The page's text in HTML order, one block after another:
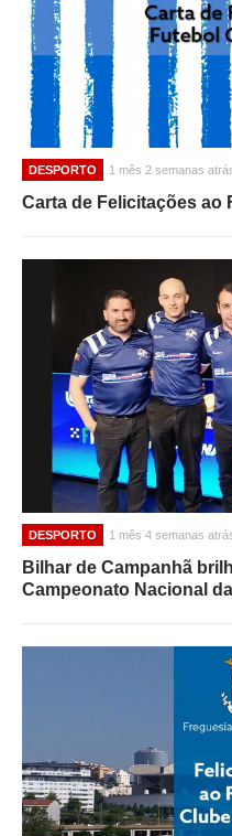
DESPORTO 1 mês 2 semanas
Carta de Felicitações ao
DESPORTO 1 mês 4 semanas
Bilhar de Campanhã
Campeonato Nacional